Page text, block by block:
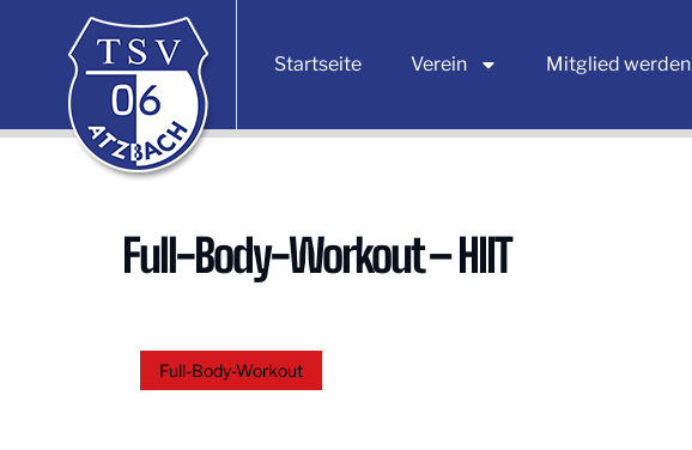
Startseite Verein Mitglied werden
Full-Body-Workout – HIIT
Full-Body-Workout